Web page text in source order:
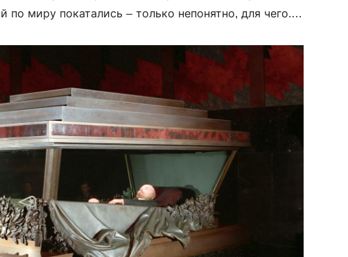
по миру покатались – только непонятно, для чего.
[…]